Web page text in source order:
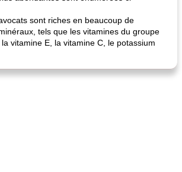
quinoa petit déjeuner méditerranéen poitrines de poulet grillées de jenny
sont riches en beaucoup de
tels que les vitamines du groupe
vitamine E, la vitamine C, le potassium